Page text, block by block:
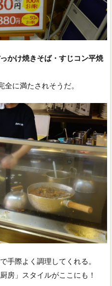
っかけ焼きそば・すじコン平焼
に満たされそうだ。
手際よく調理してくれる。
房」スタイルがここにも！